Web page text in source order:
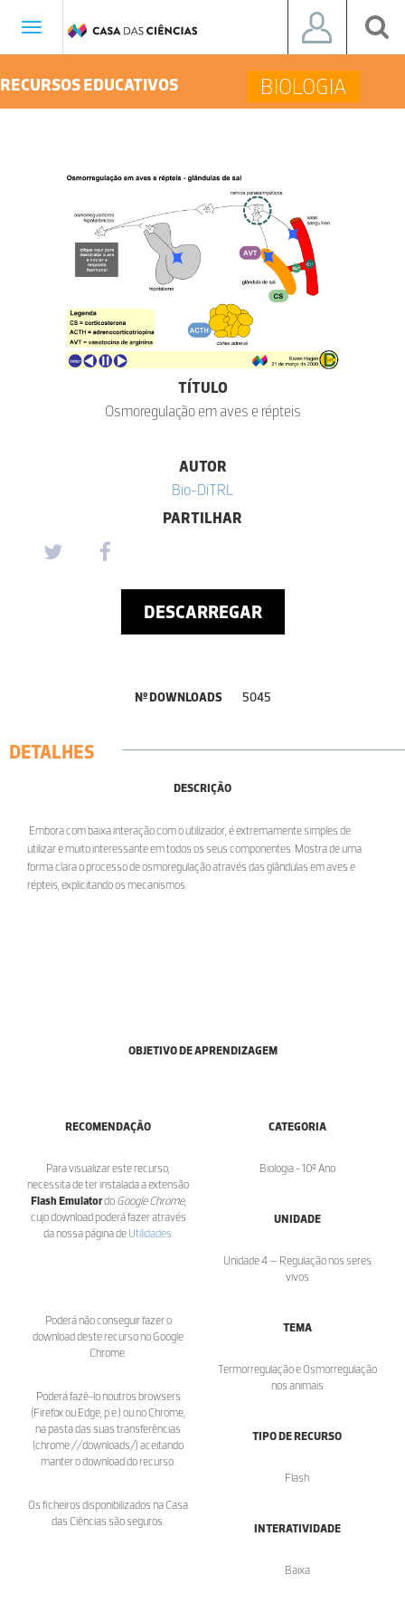
Toggle
RECURSOS EDUCATIVOS BIOLOGIA
TÍTULO
Osmoregulação em aves e répteis
AUTOR
Bio-DiTRL
PARTILHAR
DESCARREGAR
Nº DOWNLOADS 5045
DETALHES
DESCRIÇÃO
Embora com baixa interação com o utilizador, é extremamente simples de
utilizar e muito interessante em todos os seus componentes. Mostra de uma
forma clara o processo de osmoregulação através das glândulas em aves e
répteis, explicitando os mecanismos.
OBJETIVO DE APRENDIZAGEM
RECOMENDAÇÃO
Para visualizar este recurso,
necessita de ter instalada a extensão
Flash Emulatordo Google Chrome,
cujo download poderá fazer através
da nossa página de Utilidades
Poderá não conseguir fazer o
download deste recurso no Google
Chrome.
Poderá fazê-lo noutros browsers
(Firefox ou Edge, p.e.) ou no Chrome,
na pasta das suas transferências
(chrome://downloads/) aceitando
manter o download do recurso.
Os ficheiros disponibilizados na Casa
das Ciências são seguros.
CATEGORIA
Biologia - 10º Ano
UNIDADE
Unidade 4 — Regulação nos seres
vivos
TEMA
Termorregulação e Osmorregulação
nos animais
TIPO DE RECURSO
Flash
INTERATIVIDADE
Baixa